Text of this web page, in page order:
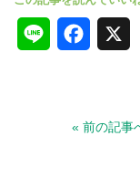
e
« 前の記事